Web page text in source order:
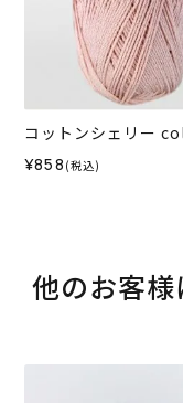
コットンシェリー
¥858 (税込)
他のお客